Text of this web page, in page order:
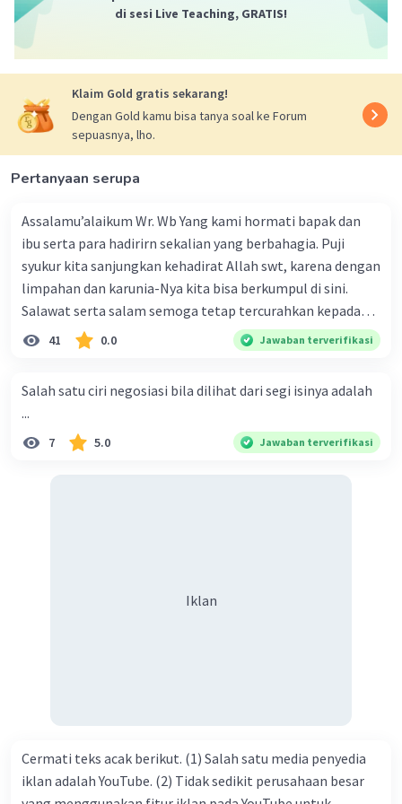
menggambarkan betapa sakitnya hati Lavina.
Jadi, makna kata "terluka parah" dalam konteks
Beri Rating ·0.0(0) Balas
di sesi Live Teaching, GRATIS!
Klaim Gold gratis sekarang!
Dengan Gold kamu bisa tanya soal ke Forum
sepuasnya, lho.
Pertanyaan serupa
Assalamu’alaikum Wr. Wb Yang kami hormati bapak dan
ibu serta para hadirirn sekalian yang berbahagia. Puji
syukur kita sanjungkan kehadirat Allah swt, karena dengan
limpahan dan karunia-Nya kita bisa berkumpul di sini.
Salawat serta salam semoga tetap tercurahkan kepada
junjungan Nabi besar Muhammad saw, karena beliau
menyiarkan agama yang haq, yakni agama islam, agama
ke dalam umat-Nya yang diberkahi. Amin ya rabbal alamin.
Hadirin sekalian yang berbahagia! Dirasa amat penting
sekali jiwa sosial untuk diterapkan di lingkungan keluarga,
limpahan karuniaNya kita bisa berkumpul di sini. Kalimat
41 0.0 Jawaban terverifikasi
Salah satu ciri negosiasi bila dilihat dari segi isinya adalah
...
7 5.0 Jawaban terverifikasi
Iklan
Cermati teks acak berikut. (1) Salah satu media penyedia
iklan adalah YouTube. (2) Tidak sedikit perusahaan besar